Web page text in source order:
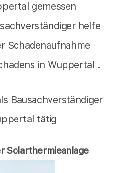
gemessen
helfe
Schadenaufnahme
in Wuppertal .
Bausachverständiger
tätig
Solarthermieanlage